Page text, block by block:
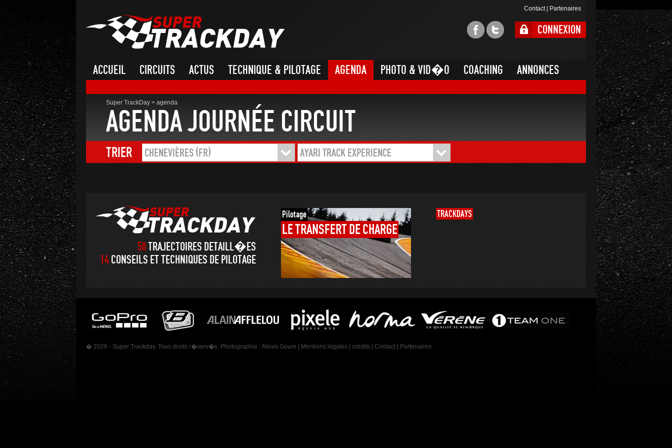
Contact|Partenaires
CONNEXION
ACCUEIL CIRCUITS ACTUS TECHNIQUE & PILOTAGE AGENDA PHOTO & VID�O COACHING ANNONCES
Super TrackDay>agenda
AGENDA JOURNÉE CIRCUIT
TRIER CHENEVIÈRES (FR) AYARI TRACK EXPERIENCE
50TRAJECTOIRES DETAILL�ES
14CONSEILS ET TECHNIQUES DE PILOTAGE
Pilotage
LETRANSFERT DECHARGE
TRACKDAYS
� 2026 - Super Trackday. Tous droits r�serv�s. Photographie : Alexis Goure Mentions légales crédits Contact Partenaires